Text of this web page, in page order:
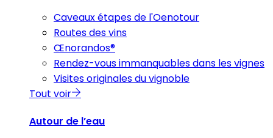
Caveaux étapes de l'Oenotour
Routes des vins
Œnorandos®
Rendez-vous immanquables dans les vignes
Visites originales du vignoble
Tout voir
Autour de l’eau